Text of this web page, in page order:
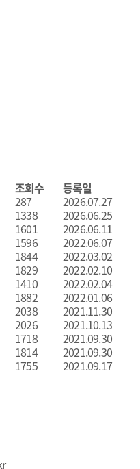
조회수
등록일
287
2026.07.27
1338
2026.06.25
1601
2026.06.11
1596
2022.06.07
1844
2022.03.02
1829
2022.02.10
1410
2022.02.04
1882
2022.01.06
2038
2021.11.30
2026
2021.10.13
1718
2021.09.30
1814
2021.09.30
1755 2021.09.17